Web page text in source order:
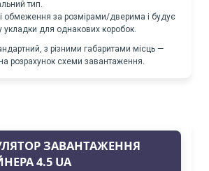
тип.
обмеження за розмірами/дверима і будує
укладки для однакових коробок.
з різними габаритами місць —
розрахунок схеми завантаження.
ЗАВАНТАЖЕННЯ
4.5 UA